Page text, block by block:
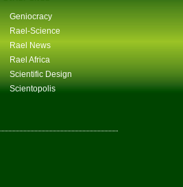
Geniocracy
Rael-Science
Rael News
Rael Africa
Scientific Design
Scientopolis